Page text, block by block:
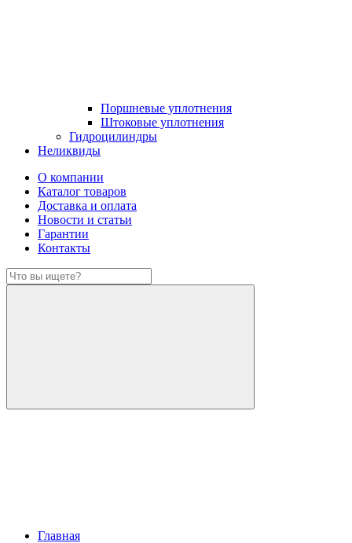
Поршневые уплотнения
Штоковые уплотнения
Гидроцилиндры
Неликвиды
О компании
Каталог товаров
Доставка и оплата
Новости и статьи
Гарантии
Контакты
Главная